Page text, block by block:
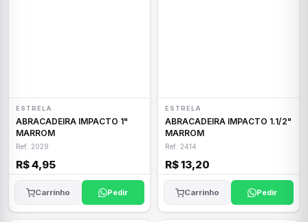
ESTRELA
ABRACADEIRA IMPACTO 1"
MARROM
Ref: 2029
R$ 4,95
Carrinho Pedir
ESTRELA
ABRACADEIRA IMPACTO 1.1/2"
MARROM
Ref: 2414
R$ 13,20
Carrinho Pedir